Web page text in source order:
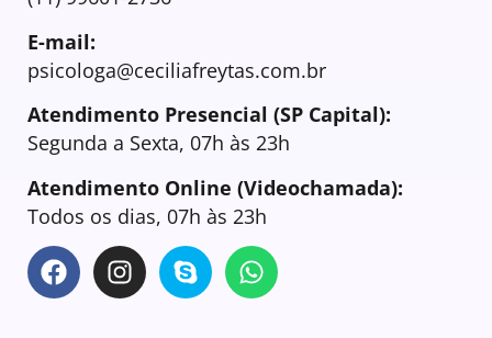
E-mail:
psicologa@ceciliafreytas.com.br
Atendimento Presencial (SP Capital):
Segunda a Sexta, 07h às 23h
Atendimento Online (Videochamada):
Todos os dias, 07h às 23h